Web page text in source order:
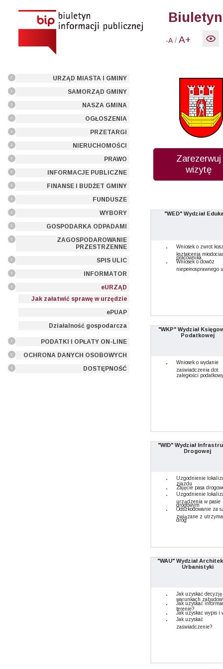
-A /A+
URZĄD MIASTA I GMINY
SAMORZĄD GMINY
NASZA GMINA
OGŁOSZENIA
PRZETARGI
NIERUCHOMOŚCI
PRAWO
INFORMACJE PUBLICZNE
FINANSE I BUDŻET GMINY
FUNDUSZE
WYBORY
GOSPODARKA ODPADAMI
ZAGOSPODAROWANIE
PRZESTRZENNE
SPIS ULIC
INFORMATOR
eURZĄD
Jak załatwić sprawę w urzędzie
ePUAP
Działalność gospodarcza
PODATKI I OPŁATY ON-LINE
OCHRONA DANYCH OSOBOWYCH
DOSTĘPNOŚĆ
Zarezerwuj
wizytę
"WED" Wydział
Wniosek o zwrot
kształcenia
pracownika
Wniosek o dowóz
niepełnosprawnego
"WKP" Wydział
Podatkowej
Wniosek o wydanie
zaświadczenia dot.
zaległości
"WID" Wydział
Drogowej
Uzgodnienie
zjazdu
Zajęcie pasa
Uzgodnienie
urządzenia w pasie
drogowym
Odszkodowanie za
związane z
dróg
"WAU" Wydział
Urbanistyki
Jak uzyskać
warunkach
Jak uzyskać
terenie?
Jak uzyskać wypis i
Jak uzyskać
zaświadczenie?